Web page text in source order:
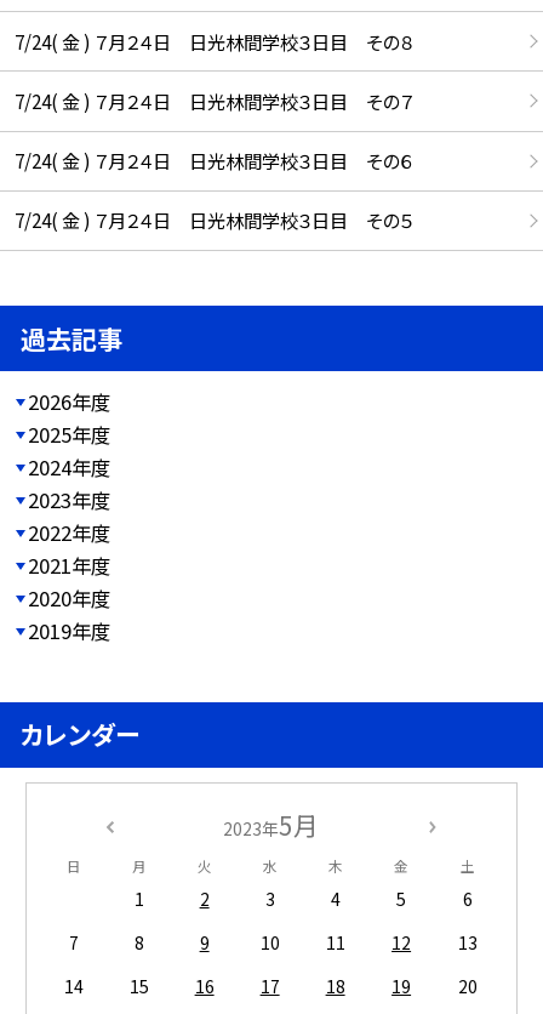
7/24( 金 ) ７月２４日 日光林間学校３日目 その８
7/24( 金 ) ７月２４日 日光林間学校３日目 その７
7/24( 金 ) ７月２４日 日光林間学校３日目 その６
7/24( 金 ) ７月２４日 日光林間学校３日目 その５
過去記事
2026年度
2025年度
2024年度
2023年度
2022年度
2021年度
2020年度
2019年度
カレンダー
2023年5月
日 月 火 水 木 金 土
1 2 3 4 5
6
7
8 9 10 11 12
13
14
15 16 17 18 19
20